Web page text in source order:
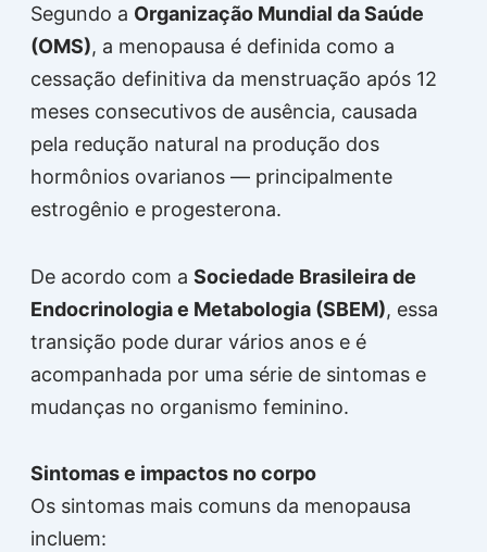
Segundo a Organização Mundial da Saúde
(OMS), a menopausa é definida como a
cessação definitiva da menstruação após 12
meses consecutivos de ausência, causada
pela redução natural na produção dos
hormônios ovarianos — principalmente
estrogênio e progesterona.
De acordo com a Sociedade Brasileira de
Endocrinologia e Metabologia (SBEM), essa
transição pode durar vários anos e é
acompanhada por uma série de sintomas e
mudanças no organismo feminino.
Sintomas e impactos no corpo
Os sintomas mais comuns da menopausa
incluem: